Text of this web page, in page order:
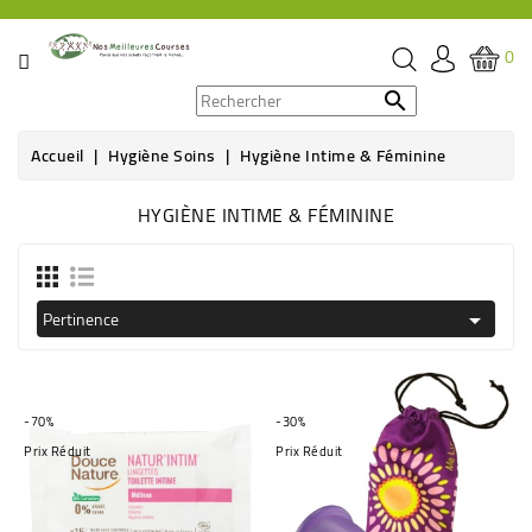
CATÉGORIE
ÉPICERIE
BOISSON
SANTÉ
0

Accueil Hygiène Soins Hygiène Intime & Féminine
HYGIÈNE INTIME & FÉMININE
Pertinence 
-70%
Prix Réduit
-30%
Prix Réduit